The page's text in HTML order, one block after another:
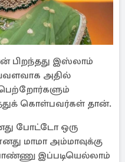
பிறந்தது இஸ்லாம்
அதில்
பெற்றோர்களும்
கொள்பவர்கள் தான்.
போட்டோ ஒரு
மாமா அம்மாவுக்கு
இப்படியெல்லாம்